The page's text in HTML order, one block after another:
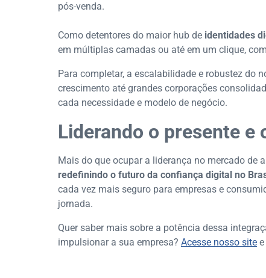
pós-venda.
Como detentores do maior hub de identidades
em múltiplas camadas ou até em um clique,
Para completar, a escalabilidade e robustez do
crescimento até grandes corporações
cada necessidade e modelo de negócio.
Liderando o presente e
Mais do que ocupar a liderança no mercado de
redefinindo o futuro da confiança digital no
cada vez mais seguro para empresas e
jornada.
Quer saber mais sobre a potência dessa
impulsionar a sua empresa? Acesse nosso site